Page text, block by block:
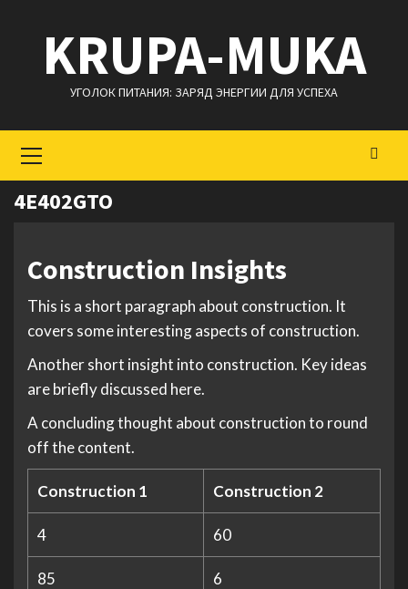
содержимому
KRUPA-MUKA
УГОЛОК ПИТАНИЯ: ЗАРЯД ЭНЕРГИИ ДЛЯ УСПЕХА
меню
4E402GTO
Construction Insights
This is a short paragraph about construction. It
covers some interesting aspects of construction.
Another short insight into construction. Key ideas
are briefly discussed here.
A concluding thought about construction to round
off the content.
Construction 1 Construction 2
4 60
85 6